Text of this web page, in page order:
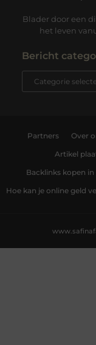
Blader door een
het leven
Bericht
Partners Over
Artikel
Backlinks kopen
Hoe kan je online geld